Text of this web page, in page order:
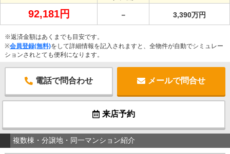
92,181円 － 3,390万円
※返済金額はあくまでも目安です。
※会員登録(無料)をして詳細情報を記入されますと、全物件が自動でシミュレー
ションされとても便利になります。
電話で問合わせ メールで問合せ
来店予約
複数棟・分譲地・同一マンション紹介